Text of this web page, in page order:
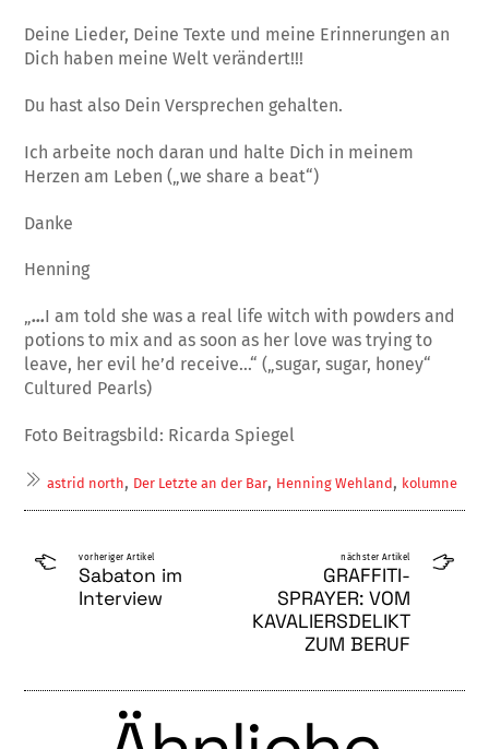
Deine Lieder, Deine Texte und meine Erinnerungen an
Dich haben meine Welt verändert!!!
Du hast also Dein Versprechen gehalten.
Ich arbeite noch daran und halte Dich in meinem
Herzen am Leben („we share a beat“)
Danke
Henning
„…I am told she was a real life witch with powders and
potions to mix and as soon as her love was trying to
leave, her evil he’d receive…“ („sugar, sugar, honey“
Cultured Pearls)
Foto Beitragsbild: Ricarda Spiegel
astrid north, Der Letzte an der Bar, Henning Wehland, kolumne
vorheriger Artikel
Sabaton im
Interview
nächster Artikel
GRAFFITI-
SPRAYER: VOM
KAVALIERSDELIKT
ZUM BERUF